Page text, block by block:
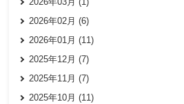
2026年02月 (6)
2026年01月 (11)
2025年12月 (7)
2025年11月 (7)
2025年10月 (11)